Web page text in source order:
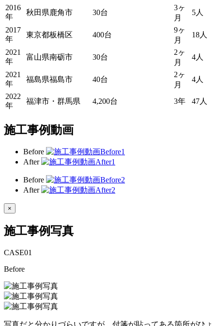
2016
年
秋田県鹿角市 30台
3ヶ
月
5人
2017
年
東京都板橋区 400台
9ヶ
月
18人
2021
年
富山県南砺市 30台
2ヶ
月
4人
2021
年
福島県福島市 40台
2ヶ
月
4人
2022
年
福津市・群馬県 4,200台 3年 47人
施工事例動画
Before
After
Before
After
×
施工事例写真
CASE01
Before